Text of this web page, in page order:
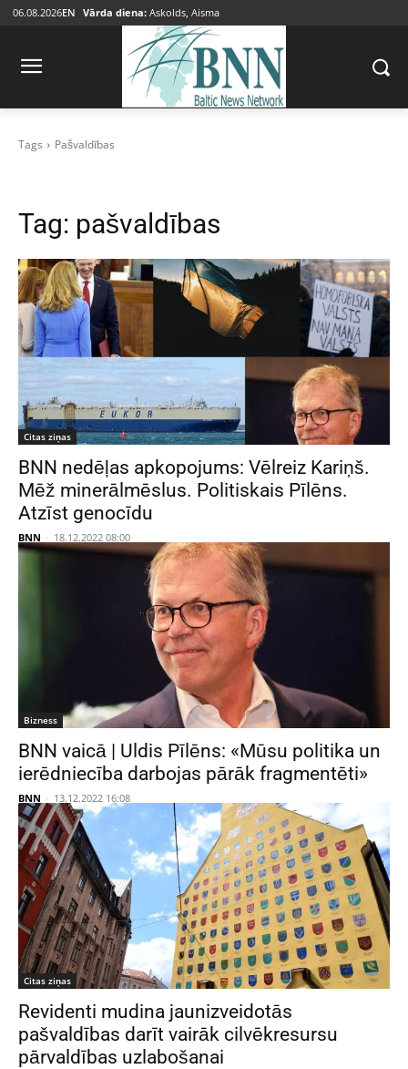
06.08.2026EN Vārda diena: Askolds, Aisma
Tags Pašvaldības
Tag: pašvaldības
Citas ziņas
BNN nedēļas apkopojums: Vēlreiz Kariņš.
Mēž minerālmēslus. Politiskais Pīlēns.
Atzīst genocīdu
BNN - 18.12.2022 08:00
Bizness
BNN vaicā | Uldis Pīlēns: «Mūsu politika un
ierēdniecība darbojas pārāk fragmentēti»
BNN - 13.12.2022 16:08
Citas ziņas
Revidenti mudina jaunizveidotās
pašvaldības darīt vairāk cilvēkresursu
pārvaldības uzlabošanai